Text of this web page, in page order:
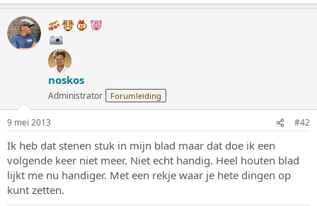
noskos
Administrator Forumleiding
9 mei 2013 #42
Ik heb dat stenen stuk in mijn blad maar dat doe ik een
volgende keer niet meer. Niet echt handig. Heel houten blad
lijkt me nu handiger. Met een rekje waar je hete dingen op
kunt zetten.